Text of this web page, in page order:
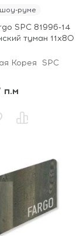
руме
SPC 81996-14
туман 11х80
Корея
SPC
п.м